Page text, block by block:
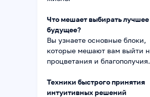
Что мешает выбирать лучшее
будущее?
Вы узнаете основные блоки,
которые мешают вам выйти
процветания и благополучия.
Техники быстрого принятия
интуитивных решений